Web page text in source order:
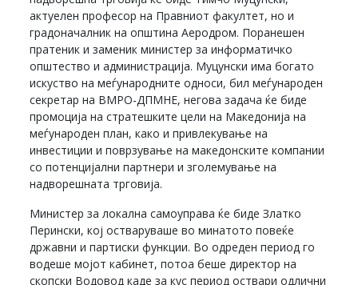
актуелен професор на Правниот факултет, но и
градоначалник на општина Аеродром. Поранешен
пратеник и заменик министер за информатичко
општество и администрација. Муцунски има богато
искуство на меѓународните односи, бил меѓународен
секретар на ВМРО-ДПМНЕ, негова задача ќе биде
промоција на стратешките цели на Македонија на
меѓународен план, како и привлекување на
инвестиции и поврзување на македонските компании
со потенцијални партнери и зголемување на
надворешната трговија.
Министер за локална самоуправа ќе биде Златко
Перински, кој остваруваше во минатото повеќе
државни и партиски функции. Во одреден период го
водеше мојот кабинет, потоа беше директор на
скопски Водовод каде за кус период оствари одлични